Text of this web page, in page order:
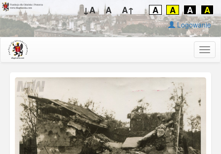
↓A A A↑ A A A A
Logowanie